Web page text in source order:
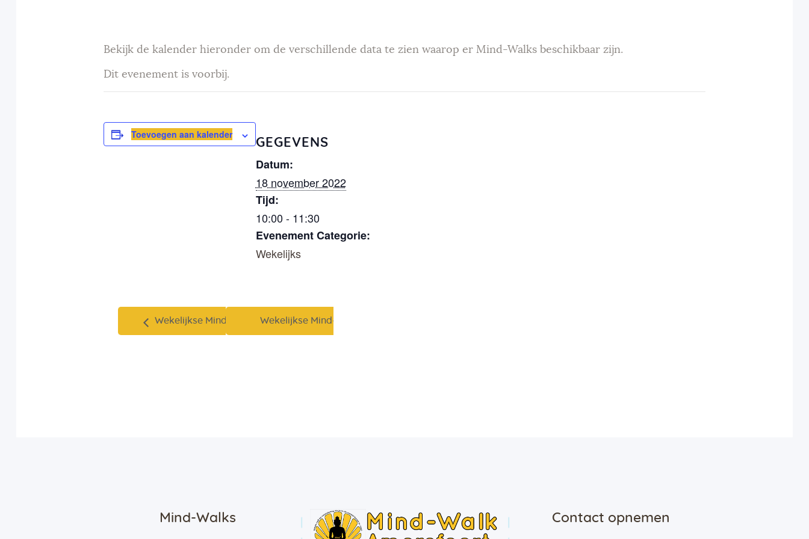
enementen
cadeau
Mind-Walk
op verzoek
Contact
Bekijk de kalender hieronder om de verschillende data te zien waarop er Mind-Walks beschikbaar zijn.
Dit evenement is voorbij.
Toevoegen aan kalender
GEGEVENS
Datum:
18 november 2022
Tijd:
10:00 - 11:30
Evenement Categorie:
Wekelijks
Wekelijkse Mind-Walk Wekelijkse Mind-Walk
Mind-Walks Contact opnemen